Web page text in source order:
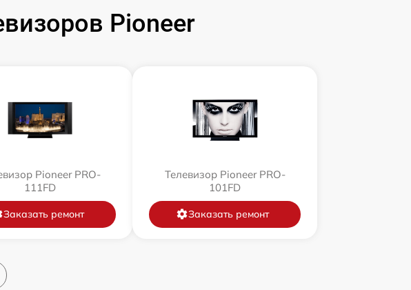
Pioneer
Pioneer PRO-
111FD
Заказать ремонт
Телевизор Pioneer PRO-
101FD
Заказать ремонт